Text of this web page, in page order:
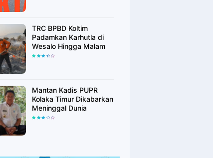
TRC BPBD Koltim
Padamkan Karhutla di
Wesalo Hingga Malam
Mantan Kadis PUPR
Kolaka Timur Dikabarkan
Meninggal Dunia